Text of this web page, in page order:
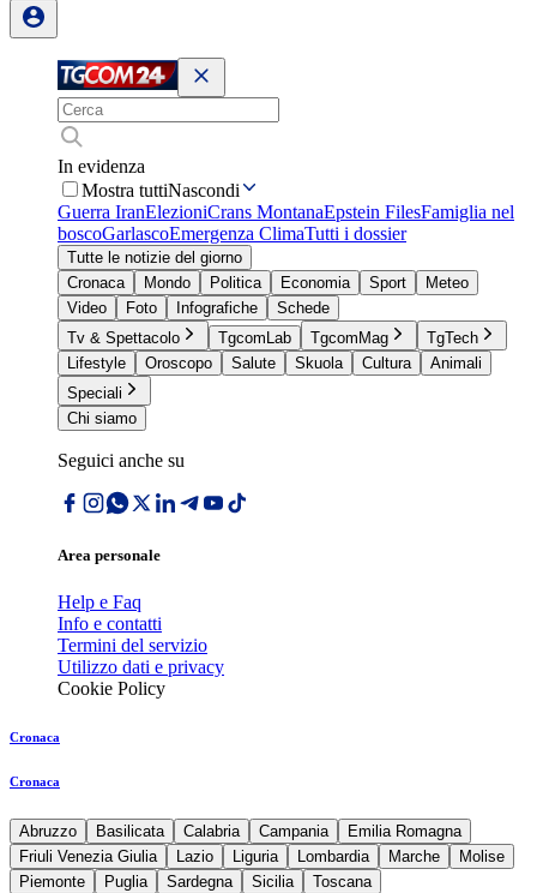
In evidenza
Mostra tuttiNascondi
Guerra IranElezioniCrans MontanaEpstein FilesFamiglia nel
boscoGarlascoEmergenza ClimaTutti i dossier
Tutte le notizie del giorno
Cronaca
Mondo Politica Economia Sport
Meteo
Video
Foto Infografiche
Schede
Tv & Spettacolo
TgcomLab TgcomMag
TgTech
Lifestyle
Oroscopo Salute Skuola Cultura
Animali
Speciali
Chi siamo
Seguici anche su
Area personale
Help e Faq
Info e contatti
Termini del servizio
Utilizzo dati e privacy
Cookie Policy
Cronaca
Cronaca
Abruzzo Basilicata Calabria Campania
Emilia Romagna
Friuli Venezia Giulia
Lazio Liguria Lombardia Marche
Molise
Piemonte
Puglia Sardegna Sicilia
Toscana